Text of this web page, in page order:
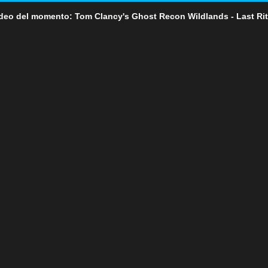
del momento: Tom Clancy's Ghost Recon Wildlands - Last